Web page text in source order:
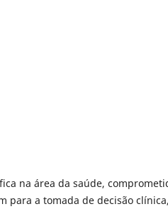
na área da saúde,
a tomada de decisão